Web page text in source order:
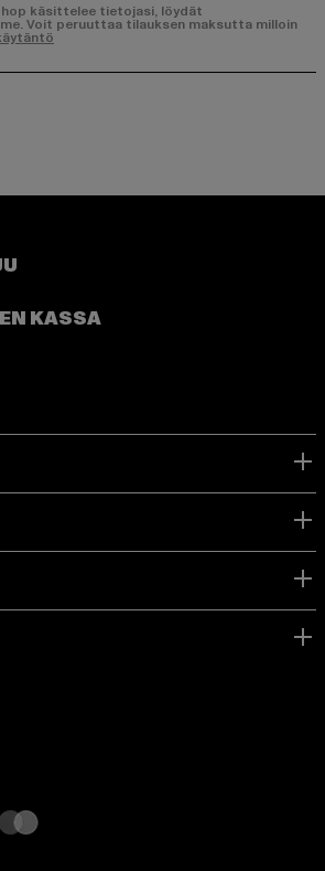
käsittelee tietojasi, löydät
Voit peruuttaa tilauksen maksutta milloin
page:page:
our YouTube channel:
KASSA